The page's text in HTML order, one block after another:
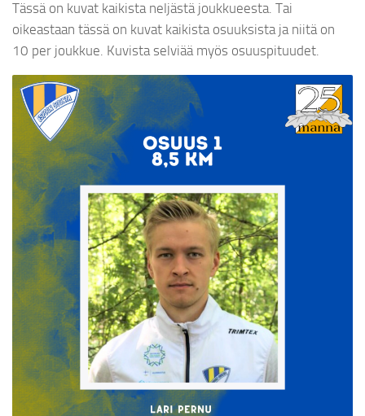
Tässä on kuvat kaikista neljästä joukkueesta. Tai
oikeastaan tässä on kuvat kaikista osuuksista ja niitä on
10 per joukkue. Kuvista selviää myös osuuspituudet.